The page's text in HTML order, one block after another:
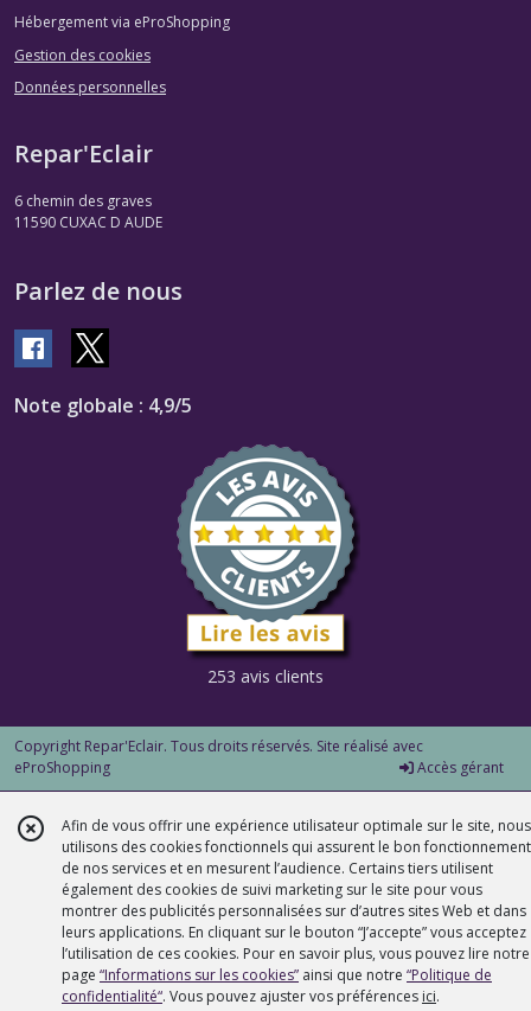
Hébergement via eProShopping
Gestion des cookies
Données personnelles
Repar'Eclair
6 chemin des graves
11590 CUXAC D AUDE
Parlez de nous
Note globale : 4,9/5
253 avis clients
Copyright Repar'Eclair. Tous droits réservés. Site réalisé avec
eProShopping
Accès gérant
Afin de vous offrir une expérience utilisateur optimale sur le site, nous
utilisons des cookies fonctionnels qui assurent le bon fonctionnement
de nos services et en mesurent l’audience. Certains tiers utilisent
également des cookies de suivi marketing sur le site pour vous
montrer des publicités personnalisées sur d’autres sites Web et dans
leurs applications. En cliquant sur le bouton “J’accepte” vous acceptez
l’utilisation de ces cookies. Pour en savoir plus, vous pouvez lire notre
page “Informations sur les cookies” ainsi que notre “Politique de
confidentialité“. Vous pouvez ajuster vos préférences ici.